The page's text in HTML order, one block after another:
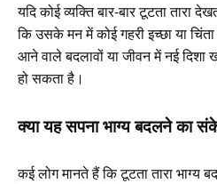
यदि कोई व्यक्ति बार-बार टूटता तारा
कि उसके मन में कोई गहरी इच्छा या
आने वाले बदलावों या जीवन में नई दिशा
हो सकता है।
क्या यह सपना भाग्य बदलने का
कई लोग मानते हैं कि टूटता तारा भाग्य